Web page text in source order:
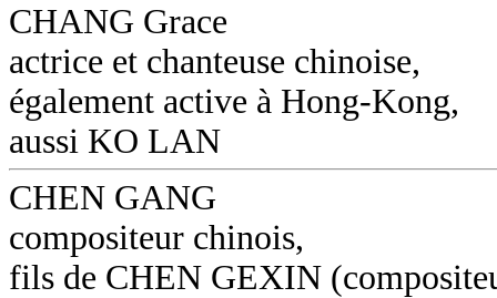
CHANG Grace
actrice et chanteuse chinoise,
également active à Hong-Kong,
aussi KO LAN
CHEN GANG
compositeur chinois,
fils de CHEN GEXIN